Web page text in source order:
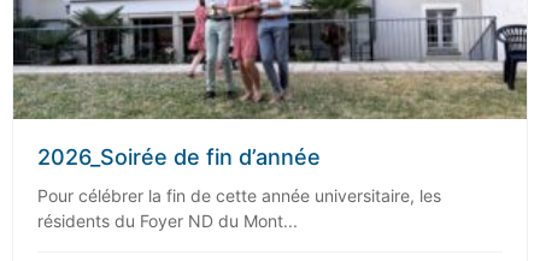
2026_Soirée de fin d’année
Pour célébrer la fin de cette année universitaire, les
résidents du Foyer ND du Mont...